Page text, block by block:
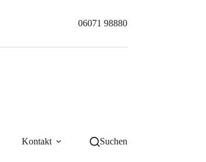
06071 98880
Kontakt Suchen